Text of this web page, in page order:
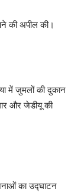
की अपील की।
में जुमलों की दुकान
और जेडीयू की
का उद्घाटन